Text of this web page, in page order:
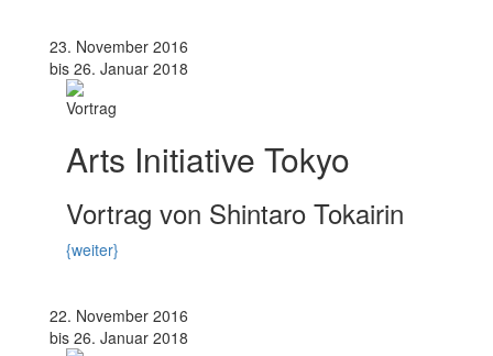
23. November 2016
bis 26. Januar 2018
Vortrag
Arts Initiative Tokyo
Vortrag von Shintaro Tokairin
{weiter}
22. November 2016
bis 26. Januar 2018